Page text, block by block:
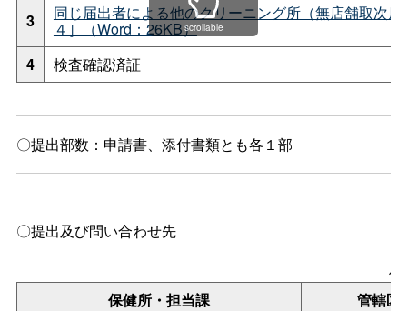
3 同じ届出者による他のクリーニング所（無店舗取次
４］（Word：26KB）
4
検査確認済証
scrollable
〇提出部数：申請書、添付書類とも各１部
〇提出及び問い合わせ先
保
保健所・担当課
管轄区